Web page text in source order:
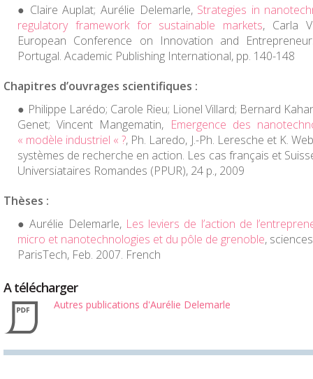
Claire Auplat; Aurélie Delemarle, Strategies in
regulatory framework for sustainable markets, Carla
European Conference on Innovation and
Portugal. Academic Publishing International, pp. 140-148
Chapitres d’ouvrages scientifiques :
Philippe Larédo; Carole Rieu; Lionel Villard; Bernard
Genet; Vincent Mangematin, Emergence des
« modèle industriel « ?, Ph. Laredo, J.-Ph. Leresche et K.
systèmes de recherche en action. Les cas français et
Universiataires Romandes (PPUR), 24 p., 2009
Thèses :
Aurélie Delemarle, Les leviers de l’action de
micro et nanotechnologies et du pôle de grenoble,
ParisTech, Feb. 2007. French
A télécharger
Autres publications d'Aurélie Delemarle